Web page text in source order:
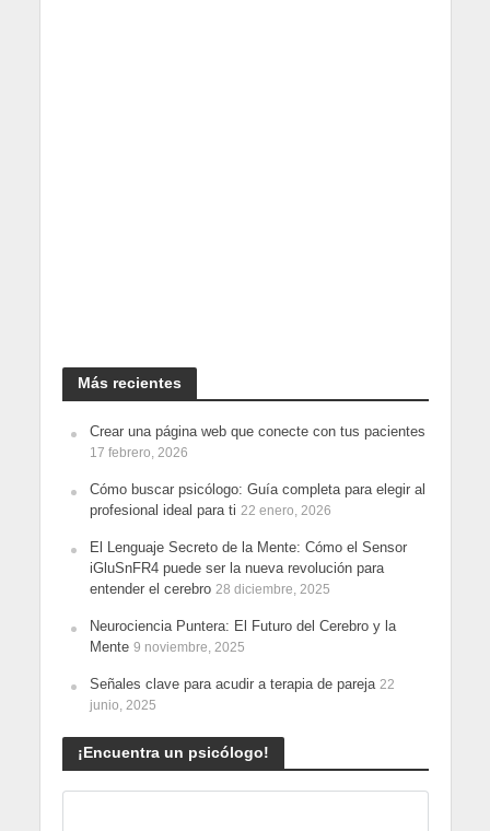
Más recientes
Crear una página web que conecte con tus pacientes
17 febrero, 2026
Cómo buscar psicólogo: Guía completa para elegir al
profesional ideal para ti 22 enero, 2026
El Lenguaje Secreto de la Mente: Cómo el Sensor
iGluSnFR4 puede ser la nueva revolución para
entender el cerebro 28 diciembre, 2025
Neurociencia Puntera: El Futuro del Cerebro y la
Mente 9 noviembre, 2025
Señales clave para acudir a terapia de pareja 22
junio, 2025
¡Encuentra un psicólogo!